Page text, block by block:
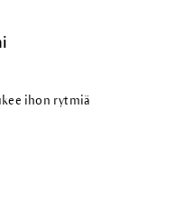
ihon rytmiä